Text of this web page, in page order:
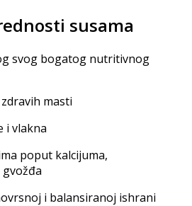
susama
svog bogatog nutritivnog
masti
i vlakna
poput kalcijuma,
i balansiranoj ishrani